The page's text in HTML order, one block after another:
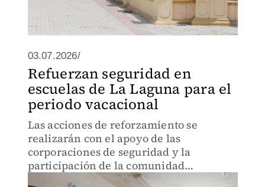
03.07.2026/
Refuerzan seguridad en
escuelas de La Laguna para el
periodo vacacional
Las acciones de reforzamiento se
realizarán con el apoyo de las
corporaciones de seguridad y la
participación de la comunidad
educativa.